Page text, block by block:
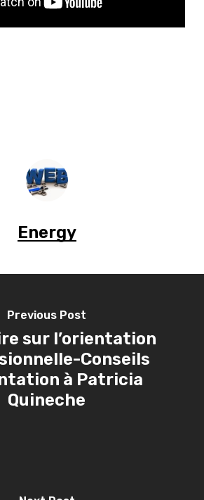
Energy
Previous Post
sur l’orientation
Conseils
à Patricia
Quineche